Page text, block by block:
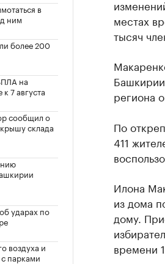
в
ним
более 200
на
7 августа
сообщил о
склада
ударах по
воздуха и
парками
местах
тысяч
региона
По
411
Илона
из дома
дому.
времени